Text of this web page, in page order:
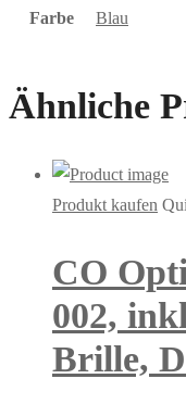
Farbe Blau
Ähnliche
Produkt kaufen
CO
002,
Brille,